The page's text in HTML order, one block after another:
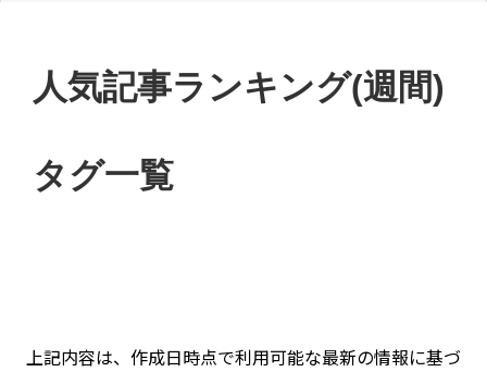
人気記事ランキング(週間)
タグ一覧
上記内容は、作成日時点で利用可能な最新の情報に基づ